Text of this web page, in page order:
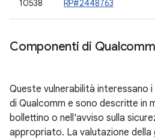
10538
RP#2448763
Componenti di
Queste vulnerabilità interessano
di Qualcomm e sono descritte in
bollettino o nell'avviso sulla
appropriato. La valutazione della